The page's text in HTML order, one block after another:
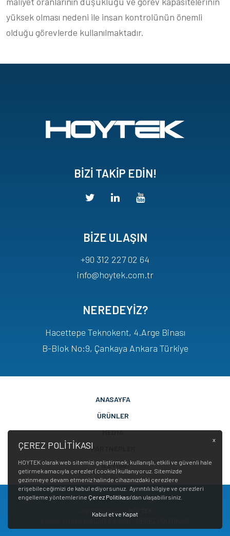
yüksek olması nedeni ile insan kontrolünün önemli
olduğu görevlerde kullanılmaktadır.
BİZİ TAKİP EDİN!
BİZE ULAŞIN
+90 312 227 02 64
info@hoytek.com.tr
NEREDEYİZ?
Hacettepe Teknokent, 4.Arge Binası
B-Blok No:9, Çankaya Ankara Türkiye
ANASAYFA
ÜRÜNLER
MEDYA
PARTNERLER
İLETİŞİM
x
ÇEREZ POLİTİKASI
HOYTEK olarak web sitemizi geliştirmek, kullanışlı, etkili ve güvenli hale
getirmek amacıyla çerezler (cookie) kullanıyoruz. Sitemizde
gezinmeye devam etmeniz halinde cihazınızdaki çerezlere
erişebileceğimizi de kabul ediyorsunuz. Ayrıntılı bilgiye ve çerezleri
engelleme yöntemlerine Çerez Politikası’dan ulaşabilirsiniz.
Kabul et ve Kapat